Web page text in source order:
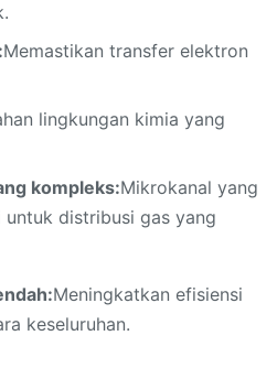
Memastikan transfer elektron
lingkungan kimia yang
kompleks:Mikrokanal yang
distribusi gas yang
Meningkatkan efisiensi
keseluruhan.